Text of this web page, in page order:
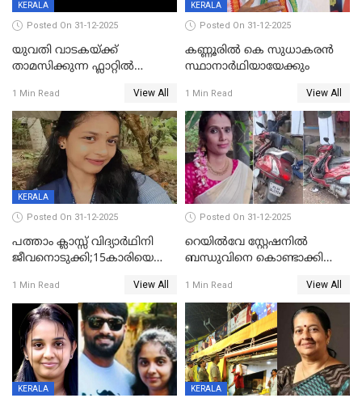
KERALA
Posted On 31-12-2025
യുവതി വാടകയ്ക്ക്
താമസിക്കുന്ന ഫ്ലാറ്റില്‍
സംഭവം കൈതപ്പൊയിലില്‍
1 Min Read View All
KERALA
Posted On 31-12-2025
കണ്ണൂരിൽ കെ സുധാകരൻ
സ്ഥാനാർഥിയായേക്കും
1 Min Read View All
KERALA
Posted On 31-12-2025
പത്താം ക്ലാസ്സ് വിദ്യാര്‍ഥിനി
ജീവനൊടുക്കി;15കാരിയെ
കിടപ്പുമുറിയില്‍ തൂങ്ങി മരിച്ച
നിലയിൽ
1 Min Read View All
Posted On 31-12-2025
റെയിൽവേ സ്റ്റേഷനിൽ
ബന്ധുവിനെ കൊണ്ടാക്കി
ലോറി സ്കൂട്ടറിൽ ഇടിച്ചു :
യുവതിക്ക് ദാരുണാന്ത്യം
1 Min Read View All
KERALA KERALA